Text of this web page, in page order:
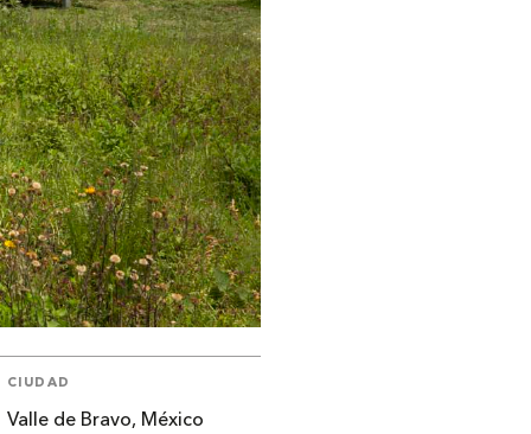
CIUDAD
Valle de Bravo, México